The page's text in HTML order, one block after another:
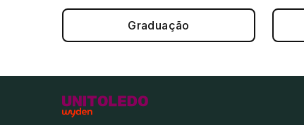
Graduação